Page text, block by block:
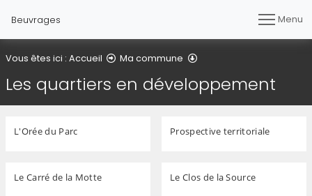
Beuvrages Menu
Vous êtes ici : Accueil Ma commune
Les quartiers en développement
L'Orée du Parc Prospective territoriale
Le Carré de la Motte Le Clos de la Source